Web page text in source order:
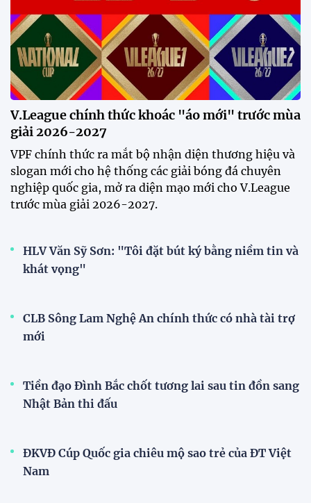
không đều hạnh phúc"
12:20 30/07/2026
Phóng viên Singapore bất ngờ
xuất hiện tại sân tập để theo dõi
sao nhập tịch tuyển Việt Nam
Đội tuyển Việt Nam chạm trán
Thái Lan tại Division 1 FIFA
dịch ASIAD 2026
Dàn sao U23 Việt Nam hội quân,